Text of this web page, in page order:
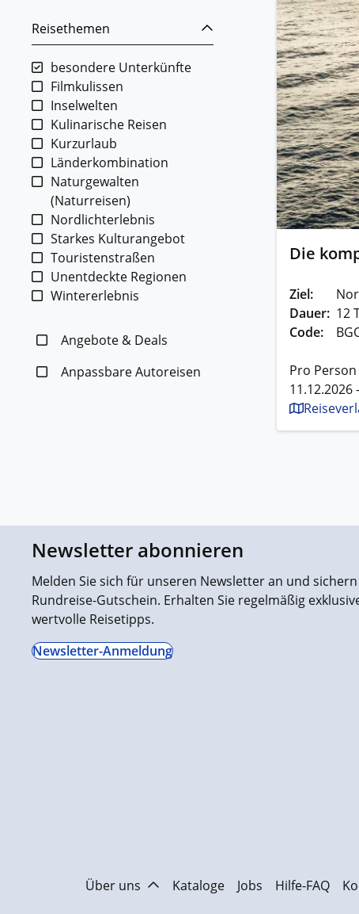
Reisethemen
besondere Unterkünfte
Filmkulissen
Inselwelten
Kulinarische Reisen
Kurzurlaub
Länderkombination
Naturgewalten
(Naturreisen)
Nordlichterlebnis
Starkes Kulturangebot
Touristenstraßen
Unentdeckte Regionen
Wintererlebnis
Angebote & Deals
Anpassbare Autoreisen
Die
Ziel:
Dauer: 12
Code:
Pro
11.12.2026
Newsletter abonnieren
Melden Sie sich für unseren Newsletter an und
Rundreise-Gutschein. Erhalten Sie regelmäßig
wertvolle Reisetipps.
Newsletter-Anmeldung
Über uns Kataloge Jobs Hilfe-FAQ